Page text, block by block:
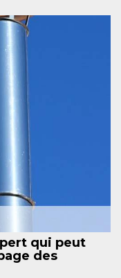
qui peut
des